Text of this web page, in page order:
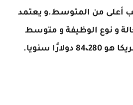
أعلى من المتوسط.و يعتمد
و نوع الوظيفة و متوسط
سنويا.